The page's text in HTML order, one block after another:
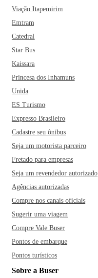
Viação Itapemirim
Emtram
Catedral
Star Bus
Kaissara
Princesa dos Inhamuns
Unida
ES Turismo
Expresso Brasileiro
Cadastre seu ônibus
Seja um motorista parceiro
Fretado para empresas
Seja um revendedor autorizado
Agências autorizadas
Compre nos canais oficiais
Sugerir uma viagem
Compre Vale Buser
Pontos de embarque
Pontos turísticos
Sobre a Buser